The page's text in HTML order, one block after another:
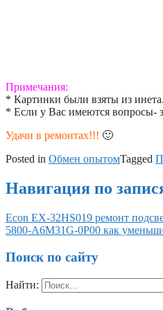
Примечания:
* Картинки были взяты из инета.
* Если у Вас имеются вопросы-
Удачи в ремонтах!!! 🙂
Posted in Обмен опытомTagged
Навигация по
Econ EX-32HS019 ремонт
5800-A6M31G-0P00 как
Поиск по сайту
Найти: